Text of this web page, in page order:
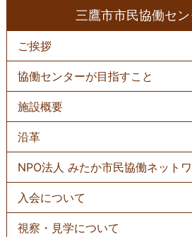
三鷹市市民協働セ
ご挨拶
協働センターが⽬指すこと
施設概要
沿⾰
NPO法⼈ みたか市⺠協働ネット
入会について
視察・⾒学について